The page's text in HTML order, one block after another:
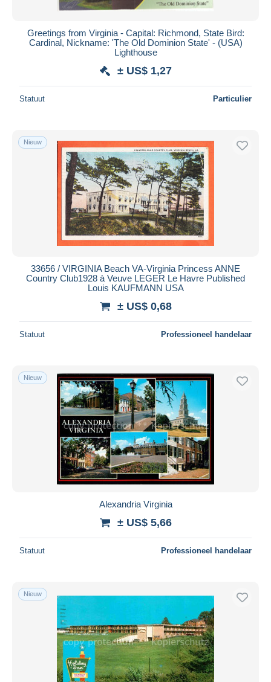
Chesapeake
Hampton
73
Portsmouth
Andere & zonder classificatie
3.116
Alle looptijden
Eindigt binnen uren
Van
Betaalmiddelen
PayPal
Bankoverschrijving
Visa
Mastercard
Bancontact
Maestro
Woonplaats van de verkoper
Wereldwijd
Toepassen
Greetings from Virginia - Capital: Richmond, State Bird:
Cardinal, Nickname: 'The Old Dominion State' - (USA)
Lighthouse
± US$ 1,27
Statuut Particulier
Nieuw
33656 / VIRGINIA Beach VA-Virginia Princess ANNE
Country Club1928 à Veuve LEGER Le Havre Published
Louis KAUFMANN USA
± US$ 0,68
Statuut Professioneel handelaar
Nieuw
Alexandria Virginia
± US$ 5,66
Statuut Professioneel handelaar
Nieuw